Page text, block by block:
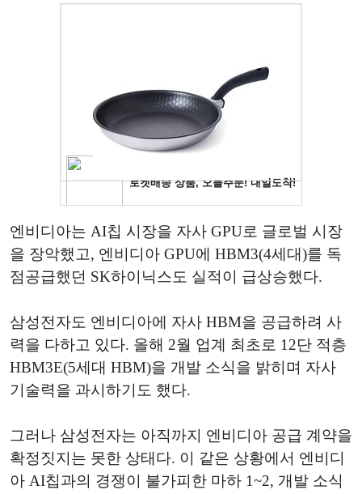
엔비디아는 AI칩 시장을 자사 GPU로 글로벌 시장
을 장악했고, 엔비디아 GPU에 HBM3(4세대)를 독
점공급했던 SK하이닉스도 실적이 급상승했다.
삼성전자도 엔비디아에 자사 HBM을 공급하려 사
력을 다하고 있다. 올해 2월 업계 최초로 12단 적층
HBM3E(5세대 HBM)을 개발 소식을 밝히며 자사
기술력을 과시하기도 했다.
그러나 삼성전자는 아직까지 엔비디아 공급 계약을
확정짓지는 못한 상태다. 이 같은 상황에서 엔비디
아 AI칩과의 경쟁이 불가피한 마하 1~2, 개발 소식